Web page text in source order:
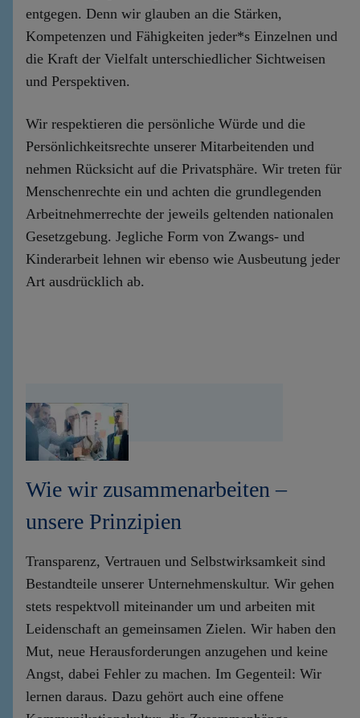
entgegen. Denn wir glauben an die Stärken,
Kompetenzen und Fähigkeiten jeder*s Einzelnen und
die Kraft der Vielfalt unterschiedlicher Sichtweisen
und Perspektiven.
Wir respektieren die persönliche Würde und die
Persönlichkeitsrechte unserer Mitarbeitenden und
nehmen Rücksicht auf die Privatsphäre. Wir treten für
Menschenrechte ein und achten die grundlegenden
Arbeitnehmerrechte der jeweils geltenden nationalen
Gesetzgebung. Jegliche Form von Zwangs- und
Kinderarbeit lehnen wir ebenso wie Ausbeutung jeder
Art ausdrücklich ab.
Wie wir zusammenarbeiten –
unsere Prinzipien
Transparenz, Vertrauen und Selbstwirksamkeit sind
Bestandteile unserer Unternehmenskultur. Wir gehen
stets respektvoll miteinander um und arbeiten mit
Leidenschaft an gemeinsamen Zielen. Wir haben den
Mut, neue Herausforderungen anzugehen und keine
Angst, dabei Fehler zu machen. Im Gegenteil: Wir
lernen daraus. Dazu gehört auch eine offene